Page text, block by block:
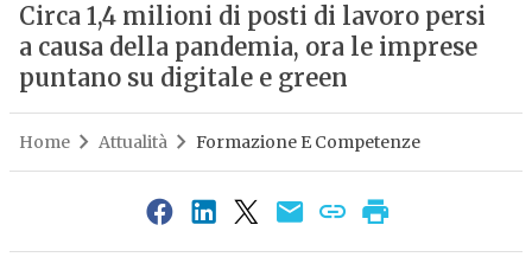
Circa 1,4 milioni di posti di lavoro persi
a causa della pandemia, ora le imprese
puntano su digitale e green
Home Attualità Formazione E Competenze